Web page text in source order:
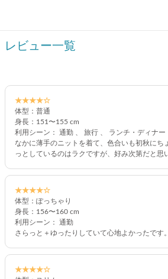
レビュー一覧
★★★★☆
体型：普通
身長：151〜155 cm
利用シーン： 通勤 、 旅行 、 ランチ・ディナー
なかに薄手のニットを着て、色合いも初秋にち
っとしているのはラクですが、好み次第だと思
★★★★☆
体型：ぽっちゃり
身長：156〜160 cm
利用シーン： 通勤
さらっと＋ゆったりしていて心地よかったです。
★★★★☆